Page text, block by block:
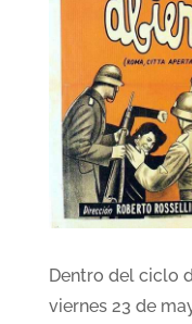
Dentro del ciclo
viernes 23 de